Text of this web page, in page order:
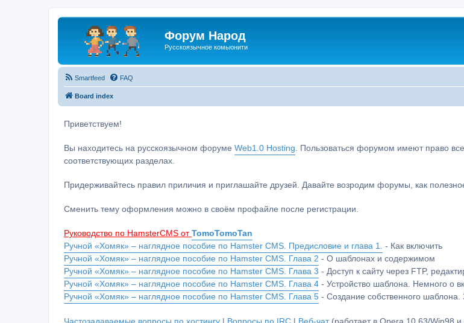
Форум Народ
Русскоязычное комьюнити
Smartfeed FAQ
Board index
Приветствуем!
Вы находитесь на русскоязычном форуме Web1.0 Hosting . Пользоваться форумом имеют право
соответствующих разделах.
Придерживайтесь правил приличия и приглашайте друзей. Давайте возродим форумы, как
Сменить тему оформления можно в своём профайле после регистрации.
Руководство по HamsterCMS от TomoTomoTan
Ручной «Хомяк» – наглядное пособие по Hamster CMS. Предисловие и глава 1.
- Как включить
Ручной «Хомяк» – наглядное пособие по Hamster CMS. Глава 2 - О шаблонах и содержимом
Ручной «Хомяк» – наглядное пособие по Hamster CMS. Глава 3 - Доступ к сайту через FTP,
Ручной «Хомяк» – наглядное пособие по Hamster CMS. Глава 4 - Устройство шаблона. Немного о
Ручной «Хомяк» – наглядное пособие по Hamster CMS. Глава 5 - Создание собственного
Частозадаваемые вопросы по хостингу | Вопросы по IRC | Веб-чат(работает в Opera 10.63/Win98